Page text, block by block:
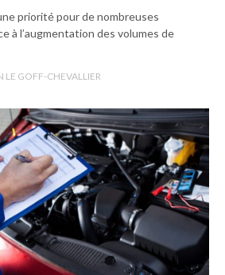
priorité pour de nombreuses
à l’augmentation des volumes de
LE GOFF-CHEVALLIER